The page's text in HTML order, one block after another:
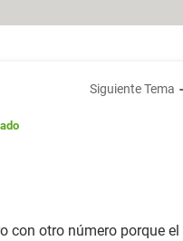
Siguiente Tema
con otro número porque el